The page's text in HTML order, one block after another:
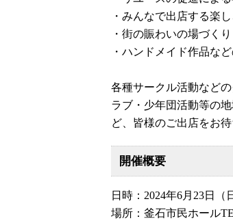
・みんなで出店する楽し
・街の賑わいの場づくり
・ハンドメイド作品な
各種サークル活動など
ラブ・少年団活動等の
ど、皆様のご出店をお
開催概要
日時：2024年6月23日（
場所：釜石市民ホール